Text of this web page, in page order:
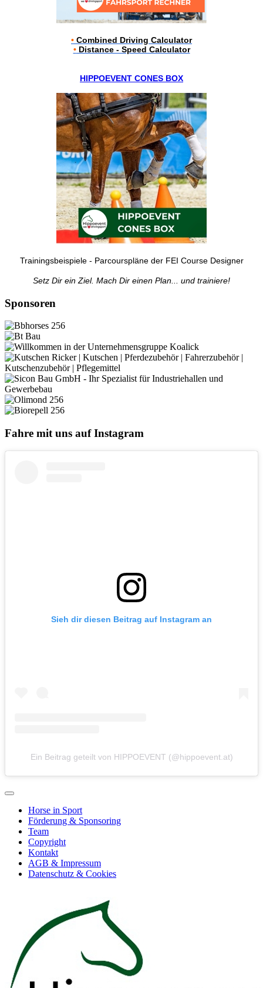
• Combined Driving Calculator
•Distance - Speed Calculator
HIPPOEVENT CONES BOX
Trainingsbeispiele - Parcourspläne der FEI Course Designer
Setz Dir ein Ziel. Mach Dir einen Plan... und trainiere!
Sponsoren
Fahre mit uns auf Instagram
Sieh dir diesen Beitrag auf Instagram an
Ein Beitrag geteilt von HIPPOEVENT (@hippoevent.at)
Horse in Sport
Förderung & Sponsoring
Team
Copyright
Kontakt
AGB & Impressum
Datenschutz & Cookies